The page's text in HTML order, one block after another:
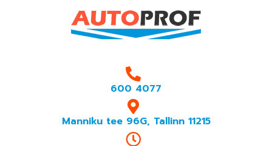
600 4077
Manniku tee 96G, Tallinn 11215